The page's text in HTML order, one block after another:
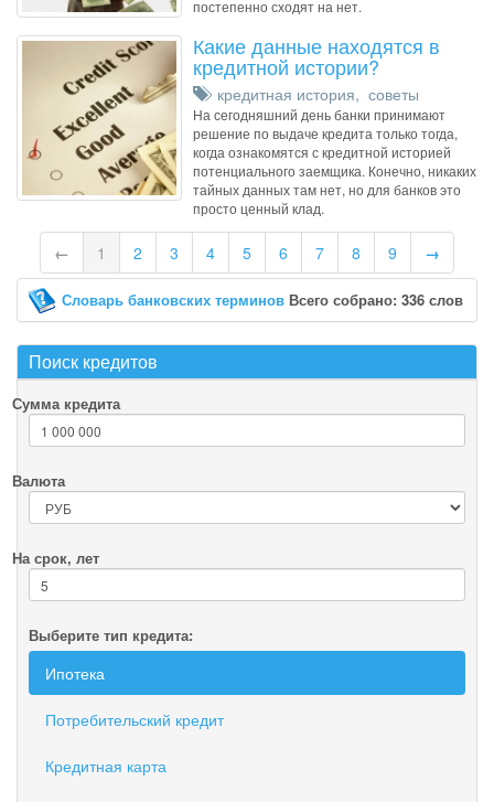
постепенно сходят на нет.
Какие данные находятся в
кредитной истории?
кредитная история, советы
На сегодняшний день банки принимают
решение по выдаче кредита только тогда,
когда ознакомятся с кредитной историей
потенциального заемщика. Конечно, никаких
тайных данных там нет, но для банков это
просто ценный клад.
← 1 2 3 4 5 6 7 8 9 →
Словарь банковских терминов Всего собрано: 336 слов
Поиск кредитов
Сумма кредита
Валюта
На срок, лет
Выберите тип кредита:
Ипотека
Потребительский кредит
Кредитная карта